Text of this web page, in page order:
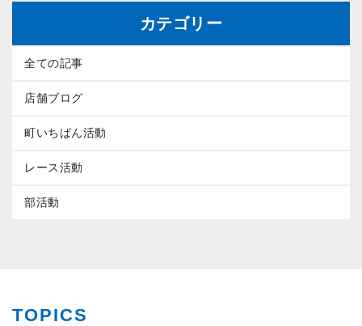
カテゴリー
全ての記事
店舗ブログ
町いちばん活動
レース活動
部活動
TOPICS